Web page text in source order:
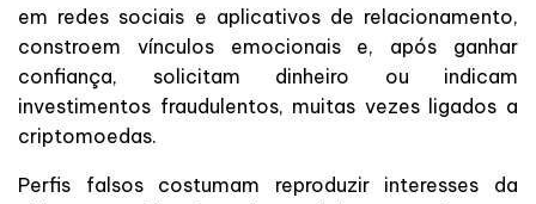
em redes sociais e aplicativos de relacionamento,
constroem vínculos emocionais e, após ganhar
confiança, solicitam dinheiro ou indicam
investimentos fraudulentos, muitas vezes ligados a
criptomoedas.
Perfis falsos costumam reproduzir interesses da